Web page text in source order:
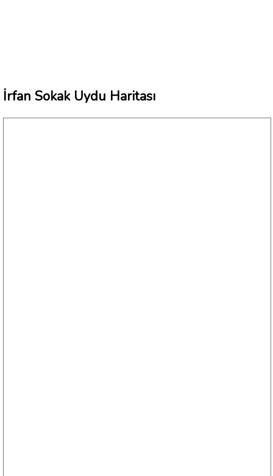
İrfan Sokak Uydu Haritası